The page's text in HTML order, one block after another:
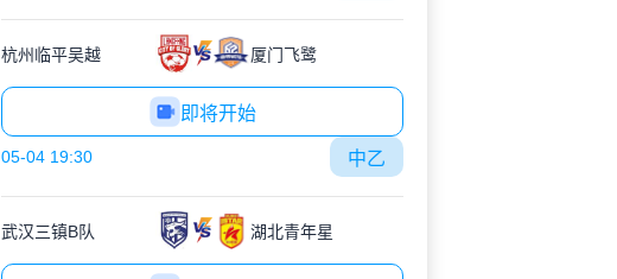
杭州临平吴越 厦门飞鹭
即将开始
05-04 19:30 中乙
武汉三镇B队 湖北青年星